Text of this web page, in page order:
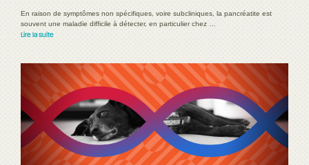
En raison de symptômes non spécifiques, voire subcliniques, la pancréatite est
souvent une maladie difficile à détecter, en particulier chez …
Lire la suite